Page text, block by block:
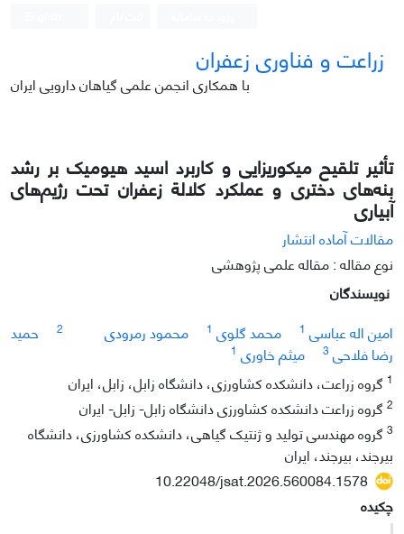
زراعت و فناوری زعفران
با همکاری انجمن علمی گیاهان دارویی ایران
تأثیر تلقیح میکوریزایی و کاربرد اسید هیومیک بر رشد
بنه‌های دختری و عملکرد کلالة زعفران تحت رژیم‌های
آبیاری
مقالات آماده انتشار
نوع مقاله : مقاله علمی پژوهشی
نویسندگان
امین اله عباسی 1 محمد گلوی 1 محمود رمرودی 2
حمید
رضا فلاحی 3 میثم خاوری 1
1 گروه زراعت، دانشکده کشاورزی، دانشگاه زابل، زابل، ایران
2 گروه زراعت دانشکده کشاورزی دانشگاه زابل- زابل- ایران
3 گروه مهندسی تولید و ژنتیک گیاهی، دانشکده کشاورزی، دانشگاه
بیرجند، بیرجند، ایران
10.22048/jsat.2026.560084.1578
چکیده